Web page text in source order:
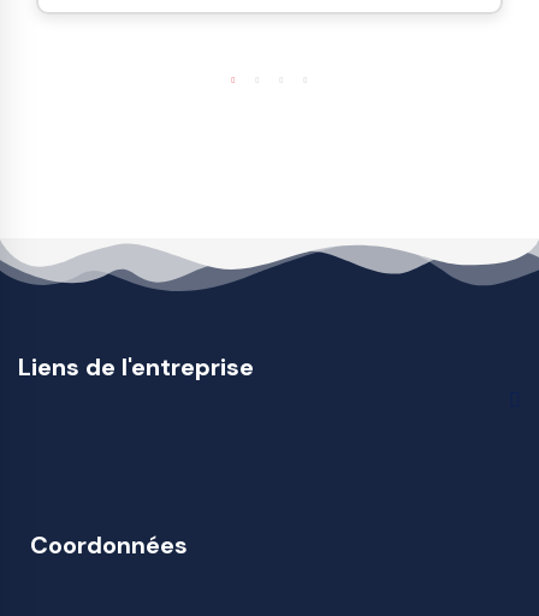
Liens de l'entreprise
Coordonnées